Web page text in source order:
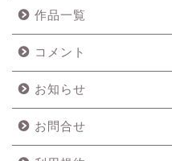
作品一覧
コメント
お知らせ
お問合せ